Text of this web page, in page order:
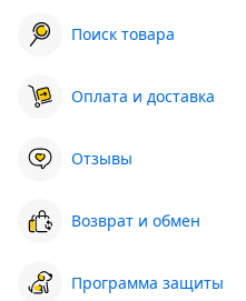
Поиск товара
Оплата и доставка
Отзывы
Возврат и обмен
Программа защиты